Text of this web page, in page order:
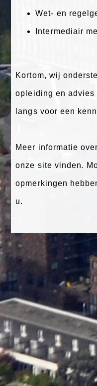
Wet- en
Intermediair
Kortom, wij
opleiding en
langs voor een
Meer informatie
onze site vinden.
opmerkingen
u.